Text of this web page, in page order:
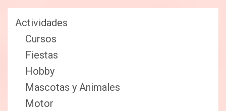
Actividades
Cursos
Fiestas
Hobby
Mascotas y Animales
Motor